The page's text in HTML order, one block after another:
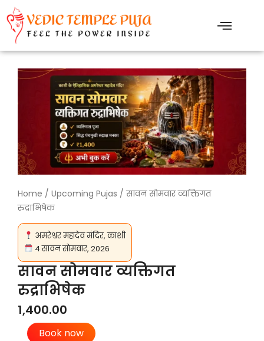
Skip
to
content
Home / Upcoming Pujas / सावन सोमवार व्यक्तिगत
रुद्राभिषेक
अमरेश्वर महादेव मंदिर, काशी
4 सावन सोमवार, 2026
सावन सोमवार व्यक्तिगत
रुद्राभिषेक
1,400.00
सावनBook now